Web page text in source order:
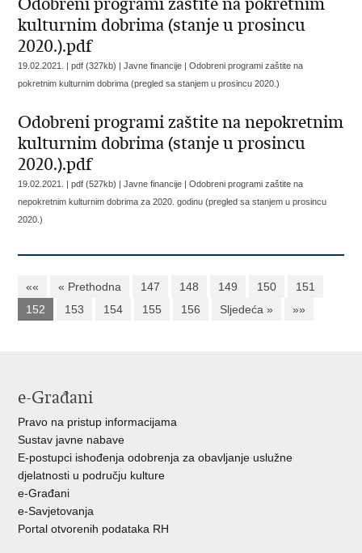
kulturnim dobrima (stanje u prosincu
2020.).pdf
19.02.2021. | pdf (327kb) | Javne financije |Odobreni programi zaštite na
pokretnim kulturnim dobrima (pregled sa stanjem u prosincu 2020.)
Odobreni programi zaštite na nepokretnim
kulturnim dobrima (stanje u prosincu
2020.).pdf
19.02.2021. | pdf (527kb) | Javne financije |Odobreni programi zaštite na
nepokretnim kulturnim dobrima za 2020. godinu (pregled sa stanjem u prosincu
2020.)
«« « Prethodna 147 148 149 150
151
152
153 154 155 156 Sljedeća » »»
e-Građani
Pravo na pristup informacijama
Sustav javne nabave
E-postupci ishođenja odobrenja za obavljanje uslužne
djelatnosti u području kulture
e-Građani
e-Savjetovanja
Portal otvorenih podataka RH